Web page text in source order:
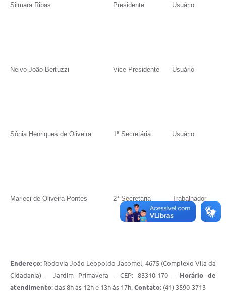
Silmara Ribas Presidente Usuário
Neivo João Bertuzzi Vice-Presidente Usuário
Sônia Henriques de Oliveira 1ª Secretária Usuário
Marleci de Oliveira Pontes 2ª Secretária Trabalhador
Endereço: Rodovia João Leopoldo Jacomel, 4675 (Complexo Vila da
Cidadania) - Jardim Primavera - CEP: 83310-170 - Horário de
atendimento: das 8h às 12h e 13h às 17h. Contato: (41) 3590-3713